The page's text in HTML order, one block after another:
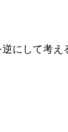
にして考え